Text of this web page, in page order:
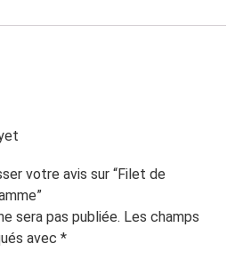
votre avis sur “Filet de
sera pas publiée. Les champs
avec *